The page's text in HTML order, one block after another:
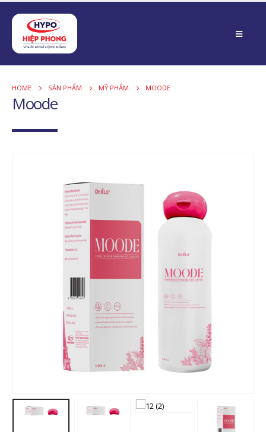
HOME SẢN PHẨM MỸ PHẨM MOODE
Moode